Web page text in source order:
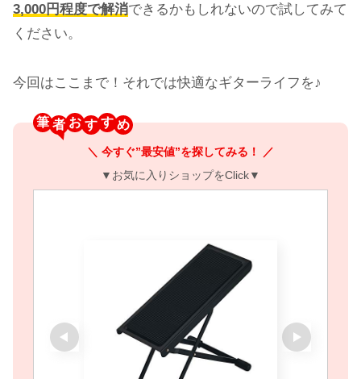
3,000円程度で解消できるかもしれないので試してみて
ください。
今回はここまで！それでは快適なギターライフを♪
筆 お す
＼ 今すぐ”最安値”を探してみる！ ／
▼お気に入りショップをClick▼